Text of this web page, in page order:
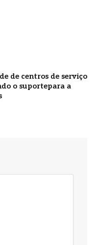
de centros de serviço
o suportepara a